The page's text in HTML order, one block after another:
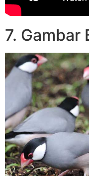
7. Gambar